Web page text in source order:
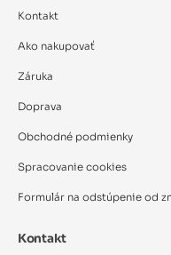
Kontakt
Ako nakupovať
Záruka
Doprava
Obchodné podmienky
Spracovanie cookies
Formulár na odstúpenie od
Kontakt